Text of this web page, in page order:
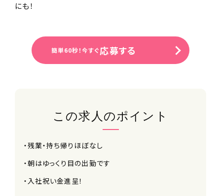
にも！
簡単60秒！今すぐ応募する
この求人のポイント
・残業・持ち帰りほぼなし
・朝はゆっくり目の出勤です
・入社祝い金進呈！